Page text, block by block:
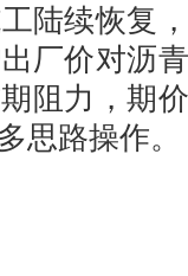
陆续恢复
厂价对沥
阻力，期
思路操作。